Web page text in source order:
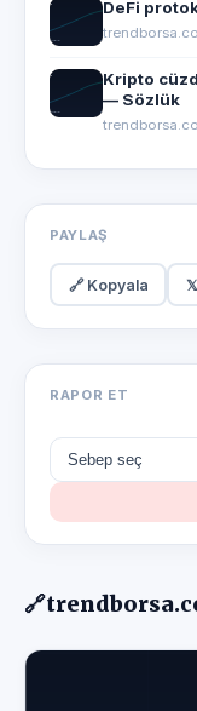
DeFi
Kripto
— Sözlük
PAYLAŞ
🔗 Kopyala
RAPOR ET
🔗